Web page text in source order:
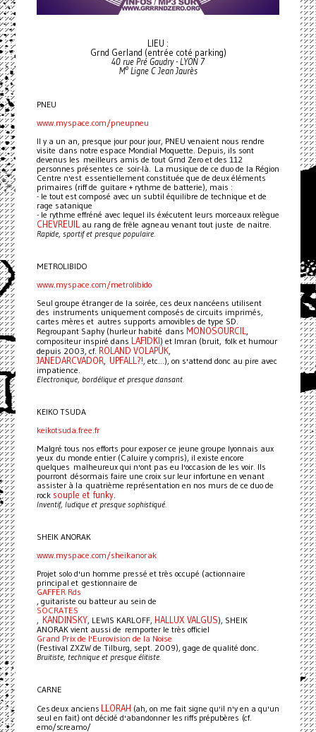
LIEU :
Grnd Gerland (entrée coté parking)
40 rue Pré Gaudry - LYON 7
M° Ligne C Jean Jaurès
PNEU
www.myspace.com/pneupneu
Il y a un an, presque jour pour jour, PNEU venaient nous rendre
visite dans notre espace Mondial Moquette. Depuis, ils sont
devenus les meilleurs amis de tout Grnd Zero et des 112
personnes présentes ce soir-là. La musique de ce duo de la Région
Centre n'est essentiellement constituée que de deux éléments
primaires (riff de guitare + rythme de batterie), mais :
- le tout est composé avec un subtil équilibre de technique et de
rage satanique
- le rythme effréné avec lequel ils éxécutent leurs morceaux relègue
CHEVREUIL au rang de frêle agneau venant tout juste de naitre.
Rapide, sportif et presque populaire.
METROLIBIDO
www.myspace.com/metrolibido
Seul groupe étranger de la soirée, ces deux nancéens utilisent
des instruments uniquement composés de circuits imprimés,
cartes mères et autres supports amovibles de type SD.
Regroupant Saphy (hurleur habité dans MONOSOURCIL ,
compositeur inspiré dans LAFIDKI) et Imran (bruit, folk et humour
depuis 2003, cf. ROLAND VOLAPÜK,
JANEDARCVADOR, UPFALL?!, etc...), on s'attend donc au pire avec
impatience.
Electronique, bordélique et presque dansant.
KEIKO TSUDA
keikotsuda.free.fr
Malgré tous nos efforts pour exposer ce jeune groupe lyonnais aux
yeux du monde entier (Caluire y compris), il existe encore
quelques malheureux qui n'ont pas eu l'occasion de les voir. Ils
pourront désormais faire une croix sur leur infortune en venant
assister à la quatrième représentation en nos murs de ce duo de
rock souple et funky.
Inventif, ludique et presque sophistiqué.
SHEIK ANORAK
www.myspace.com/sheikanorak
Projet solo d'un homme pressé et très occupé (actionnaire
principal et gestionnaire de
GAFFER Rds
, guitariste ou batteur au sein de
SOCRATES
, KANDINSKY, LEWIS KARLOFF, HALLUX VALGUS), SHEIK
ANORAK vient aussi de remporter le très officiel
Grand Prix de l'Eurovision de la Noise
(Festival ZXZW de Tilburg, sept. 2009), gage de qualité donc.
Bruitiste, technique et presque élitiste.
CARNE
Ces deux anciens LLORAH (ah, on me fait signe qu'il n'y en a qu'un
seul en fait) ont décidé d'abandonner les riffs prépubères (cf.
emo/screamo/